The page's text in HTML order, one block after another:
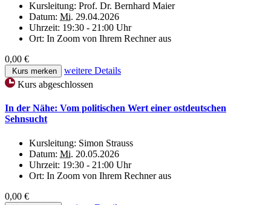
Kursleitung: Prof. Dr. Bernhard Maier
Datum: Mi. 29.04.2026
Uhrzeit: 19:30 - 21:00 Uhr
Ort: In Zoom von Ihrem Rechner aus
0,00 €
Kurs merken
weitere Details
Kurs abgeschlossen
In der Nähe: Vom politischen Wert einer ostdeutschen
Sehnsucht
Kursleitung: Simon Strauss
Datum: Mi. 20.05.2026
Uhrzeit: 19:30 - 21:00 Uhr
Ort: In Zoom von Ihrem Rechner aus
0,00 €